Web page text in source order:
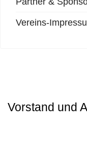
Vereins-
Vorstand und